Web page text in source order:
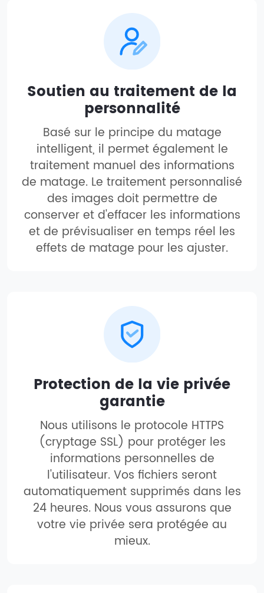
Soutien au traitement de la
personnalité
Basé sur le principe du matage
intelligent, il permet également le
traitement manuel des informations
de matage. Le traitement personnalisé
des images doit permettre de
conserver et d'effacer les informations
et de prévisualiser en temps réel les
effets de matage pour les ajuster.
Protection de la vie privée
garantie
Nous utilisons le protocole HTTPS
(cryptage SSL) pour protéger les
informations personnelles de
l'utilisateur. Vos fichiers seront
automatiquement supprimés dans les
24 heures. Nous vous assurons que
votre vie privée sera protégée au
mieux.